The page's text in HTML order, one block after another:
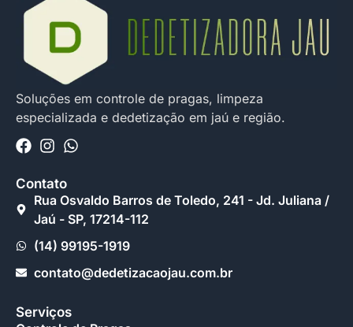
Soluções em controle de pragas, limpeza
especializada e dedetização em jaú e região.
Contato
Rua Osvaldo Barros de Toledo, 241 - Jd. Juliana /
Jaú - SP, 17214-112
(14) 99195-1919
contato@dedetizacaojau.com.br
Serviços